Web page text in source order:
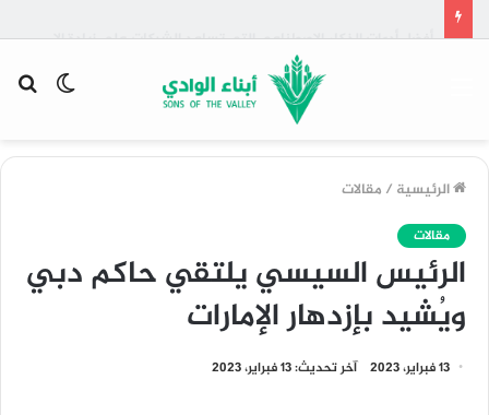
الوضع
الرئيسية / مقالات
مقالات
الرئيس السيسي يلتقي حاكم دبي
ويُشيد بإزدهار الإمارات
13 فبراير، 2023 آخر تحديث: 13 فبراير، 2023